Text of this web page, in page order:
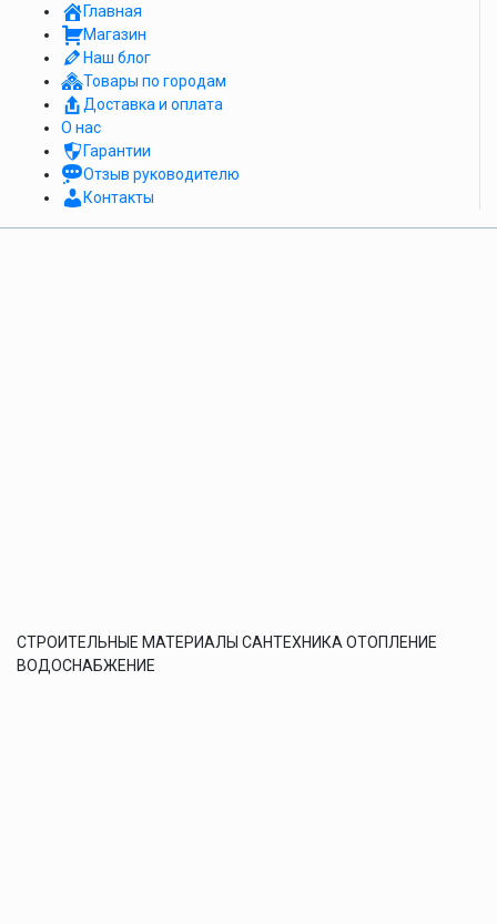
Главная
Магазин
Наш блог
Товары по городам
Доставка и оплата
О нас
Гарантии
Отзыв руководителю
Контакты
СТРОИТЕЛЬНЫЕ МАТЕРИАЛЫ САНТЕХНИКА ОТОПЛЕНИЕ
ВОДОСНАБЖЕНИЕ